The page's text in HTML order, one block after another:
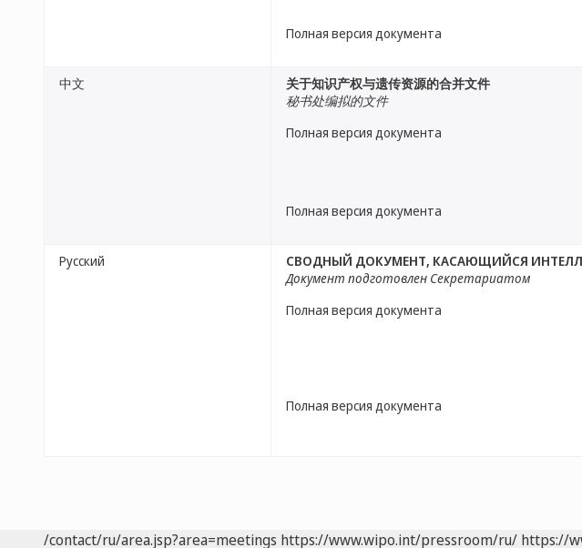
Полная версия документа
中文
关于知识产权与遗传资源的合并文件
秘书处编拟的文件
Полная версия документа
Полная версия документа
Русский
СВОДНЫЙ ДОКУМЕНТ, КАСАЮЩИЙСЯ
Документ подготовлен Секретариатом
Полная версия документа
Полная версия документа
/contact/ru/area.jsp?area=meetings https://www.wipo.int/pressroom/ru/ https://